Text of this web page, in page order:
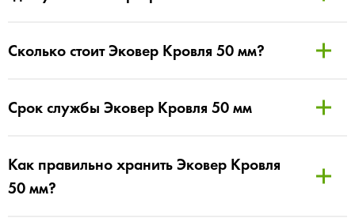
Сколько стоит Эковер Кровля 50 мм?
Срок службы Эковер Кровля 50 мм
Как правильно хранить Эковер Кровля
50 мм?